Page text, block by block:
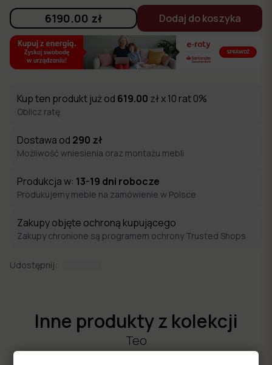
6190.00 zł Dodaj do koszyka
Kup ten produkt już od 619.00 zł x 10 rat 0%
Oblicz ratę
Dostawa od 290 zł
Możliwość wniesienia oraz montażu mebli
Produkcja w: 13-19 dni robocze
Produkujemy meble na zamówienie w Polsce
Zakupy objęte ochroną kupującego
Zakupy chronione są programem ochrony Trusted Shops
Udostępnij:
Inne produkty z kolekcji
Teo